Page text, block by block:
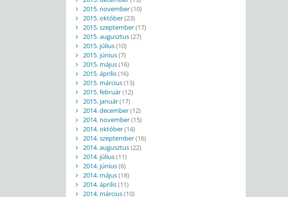
2015. november(10)
2015. október(23)
2015. szeptember(17)
2015. augusztus(27)
2015. július(10)
2015. június(7)
2015. május(16)
2015. április(16)
2015. március(13)
2015. február(12)
2015. január(17)
2014. december(12)
2014. november(15)
2014. október(14)
2014. szeptember(16)
2014. augusztus(22)
2014. július(11)
2014. június(6)
2014. május(18)
2014. április(11)
2014. március(10)